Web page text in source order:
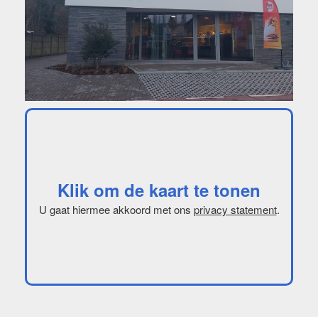
Klik om de kaart te tonen
U gaat hiermee akkoord met ons privacy statement.